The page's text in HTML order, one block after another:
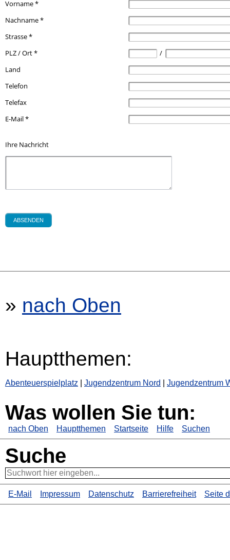
» nach Oben
Hauptthemen:
Abenteuerspielplatz Jugendzentrum Nord Jugendzentrum
Was wollen Sie tun:
nach Oben Hauptthemen Startseite Hilfe Suchen
Suche
E-Mail Impressum Datenschutz Barrierefreiheit Seite